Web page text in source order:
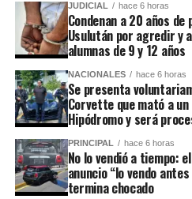
JUDICIAL hace 6 horas
Condenan a 20 años
Usulután por agredir y
alumnas de 9 y 12 años
NACIONALES hace 6 horas
Se presenta
Corvette que mató a
Hipódromo y será
PRINCIPAL hace 6 horas
No lo vendió a tiempo:
anuncio “lo vendo
termina chocado